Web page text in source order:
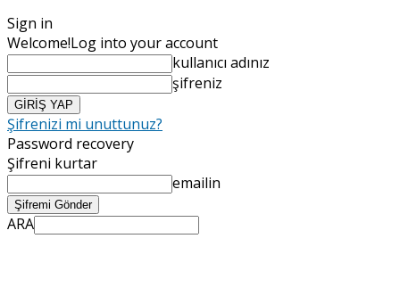
Sign in
Welcome!Log into your account
kullanıcı adınız
şifreniz
Şifrenizi mi unuttunuz?
Password recovery
Şifreni kurtar
emailin
ARA